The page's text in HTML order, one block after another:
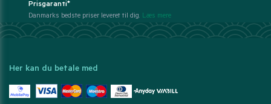
Prisgaranti*
Danmarks bedste priser leveret til dig. Læs mere
Her kan du betale med